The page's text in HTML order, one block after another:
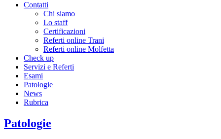
Contatti
Chi siamo
Lo staff
Certificazioni
Referti online Trani
Referti online Molfetta
Check up
Servizi e Referti
Esami
Patologie
News
Rubrica
Patologie